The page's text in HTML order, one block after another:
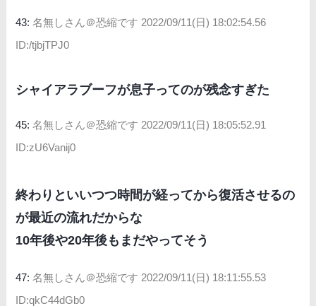
43:名無しさん＠恐縮です 2022/09/11(日) 18:02:54.56
ID:/tjbjTPJ0
シャイアラブーフが息子ってのが残念すぎた
45:名無しさん＠恐縮です 2022/09/11(日) 18:05:52.91
ID:zU6Vanij0
終わりといいつつ時間が経ってから復活させるの
が最近の流れだからな
10年後や20年後もまだやってそう
47:名無しさん＠恐縮です 2022/09/11(日) 18:11:55.53
ID:qkC44dGb0